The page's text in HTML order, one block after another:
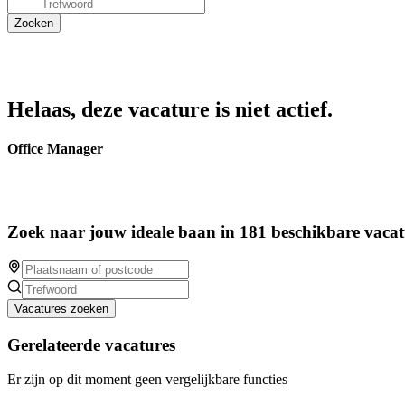
Helaas, deze vacature is niet actief.
Office Manager
Zoek naar jouw ideale baan in 181 beschikbare
Vacatures zoeken
Gerelateerde vacatures
Er zijn op dit moment geen vergelijkbare functies